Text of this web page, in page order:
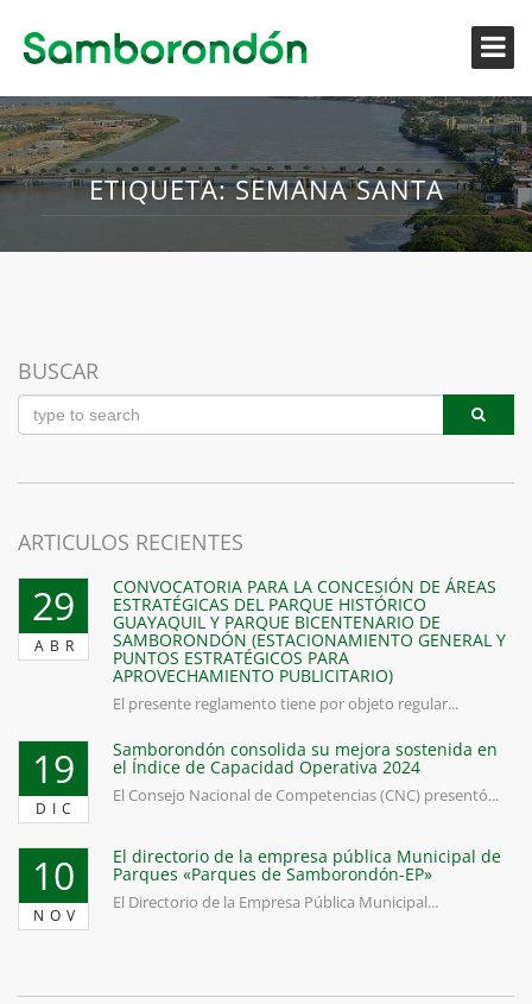
ETIQUETA:SEMANA SANTA
11
NOV
Semana Santa
¡La Semana Santa se vive en Samborondón! Nos preparamos
para vivir la Pascua de forma segura en nuestro Cantón.
BUSCAR
ARTICULOS RECIENTES
29
ABR
CONVOCATORIA PARA LA CONCESIÓN DE ÁREAS
ESTRATÉGICAS DEL PARQUE HISTÓRICO
GUAYAQUIL Y PARQUE BICENTENARIO DE
SAMBORONDÓN (ESTACIONAMIENTO GENERAL Y
PUNTOS ESTRATÉGICOS PARA
APROVECHAMIENTO PUBLICITARIO)
El presente reglamento tiene por objeto regular...
19
DIC
Samborondón consolida su mejora sostenida en
el Índice de Capacidad Operativa 2024
El Consejo Nacional de Competencias (CNC) presentó...
10
NOV
El directorio de la empresa pública Municipal de
Parques «Parques de Samborondón-EP»
El Directorio de la Empresa Pública Municipal...